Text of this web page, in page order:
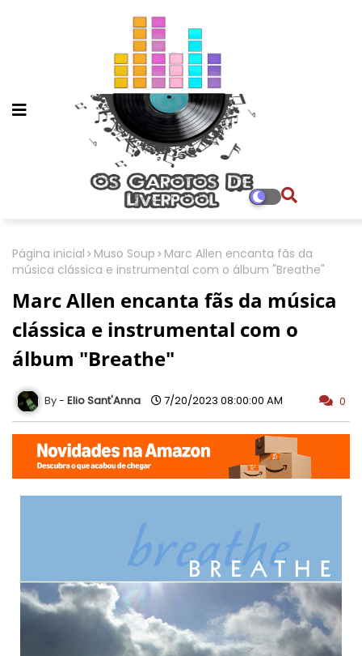
Página inicial Muso Soup
Marc Allen encanta fãs da
música clássica e instrumental com o álbum "Breathe"
Marc Allen encanta fãs da música
clássica e instrumental com o
álbum "Breathe"
Elio Sant'Anna 7/20/2023 08:00:00 AM 0